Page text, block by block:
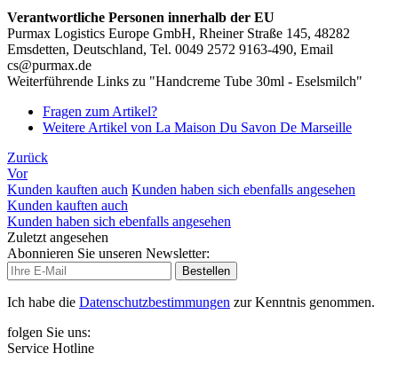
Verantwortliche Personen innerhalb der EU
Purmax Logistics Europe GmbH, Rheiner Straße 145, 48282
Emsdetten, Deutschland, Tel. 0049 2572 9163-490, Email
cs@purmax.de
Weiterführende Links zu "Handcreme Tube 30ml - Eselsmilch"
Fragen zum Artikel?
Weitere Artikel von La Maison Du Savon De Marseille
Zurück
Vor
Kunden kauften auch Kunden haben sich ebenfalls angesehen
Kunden kauften auch
Kunden haben sich ebenfalls angesehen
Zuletzt angesehen
Abonnieren Sie unseren Newsletter:
Bestellen
Ich habe die Datenschutzbestimmungen zur Kenntnis genommen.
folgen Sie uns:
Service Hotline